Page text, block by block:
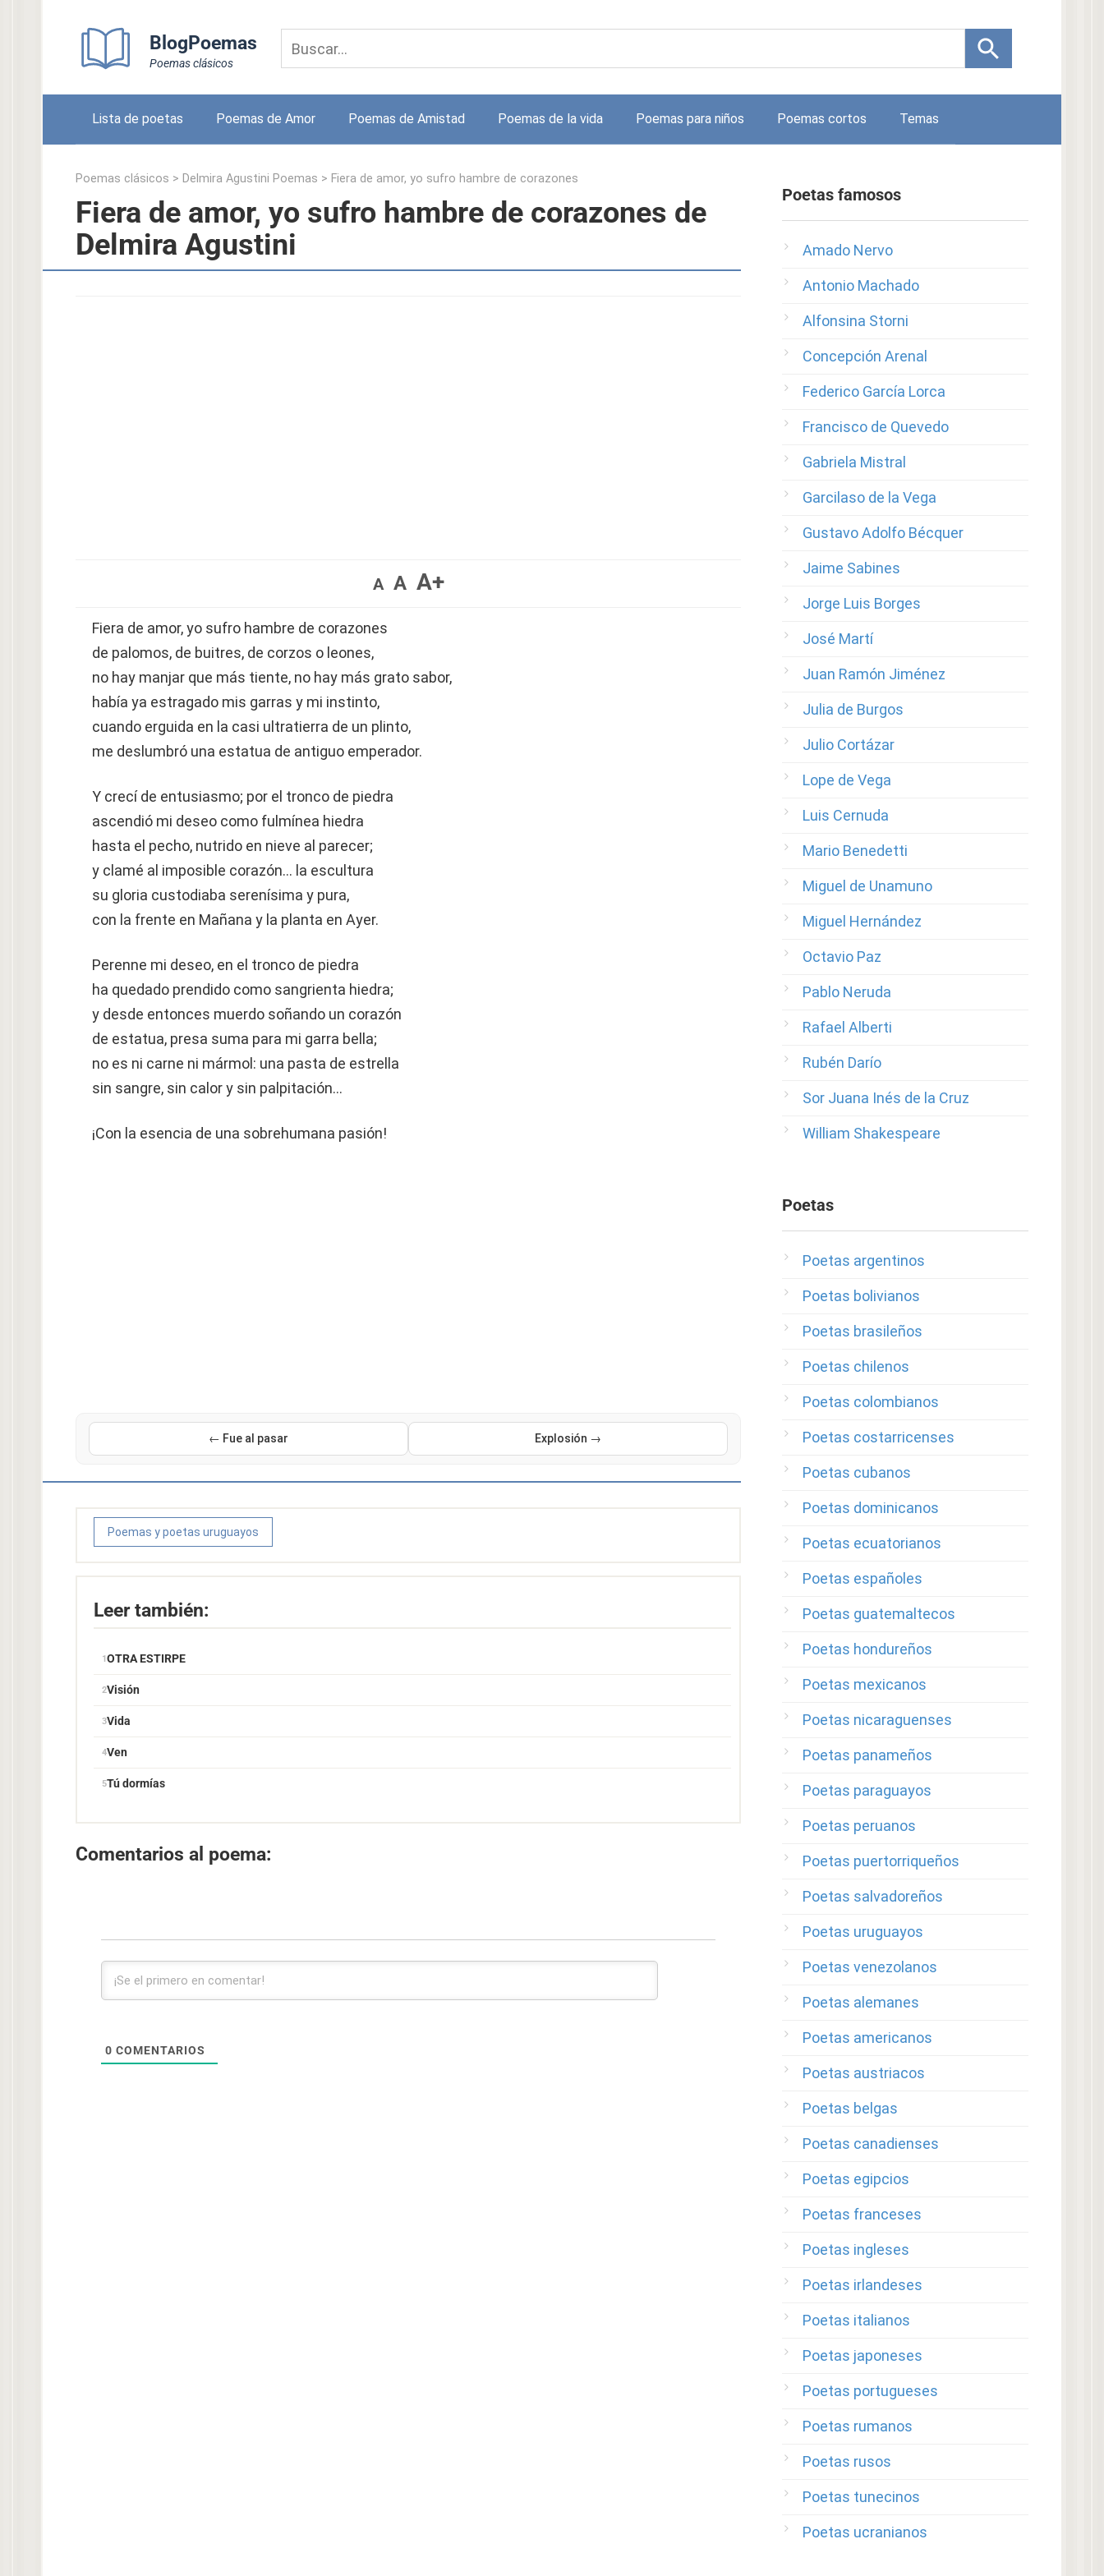
BlogPoemas
Poemas clásicos
Lista de poetas Poemas de Amor Poemas de Amistad Poemas de la vida Poemas para niños Poemas cortos Temas
Poemas clásicos > Delmira Agustini Poemas > Fiera de amor, yo sufro hambre de corazones
Fiera de amor, yo sufro hambre de corazones de
Delmira Agustini
A A A+
Fiera de amor, yo sufro hambre de corazones
de palomos, de buitres, de corzos o leones,
no hay manjar que más tiente, no hay más grato sabor,
había ya estragado mis garras y mi instinto,
cuando erguida en la casi ultratierra de un plinto,
me deslumbró una estatua de antiguo emperador.
Y crecí de entusiasmo; por el tronco de piedra
ascendió mi deseo como fulmínea hiedra
hasta el pecho, nutrido en nieve al parecer;
y clamé al imposible corazón… la escultura
su gloria custodiaba serenísima y pura,
con la frente en Mañana y la planta en Ayer.
Perenne mi deseo, en el tronco de piedra
ha quedado prendido como sangrienta hiedra;
y desde entonces muerdo soñando un corazón
de estatua, presa suma para mi garra bella;
no es ni carne ni mármol: una pasta de estrella
sin sangre, sin calor y sin palpitación…
¡Con la esencia de una sobrehumana pasión!
← Fue al pasar Explosión →
Poemas y poetas uruguayos
Leer también:
OTRA ESTIRPE
Visión
Vida
Ven
Tú dormías
Comentarios al poema:
0 COMENTARIOS
Poetas famosos
Amado Nervo
Antonio Machado
Alfonsina Storni
Concepción Arenal
Federico García Lorca
Francisco de Quevedo
Gabriela Mistral
Garcilaso de la Vega
Gustavo Adolfo Bécquer
Jaime Sabines
Jorge Luis Borges
José Martí
Juan Ramón Jiménez
Julia de Burgos
Julio Cortázar
Lope de Vega
Luis Cernuda
Mario Benedetti
Miguel de Unamuno
Miguel Hernández
Octavio Paz
Pablo Neruda
Rafael Alberti
Rubén Darío
Sor Juana Inés de la Cruz
William Shakespeare
Poetas
Poetas argentinos
Poetas bolivianos
Poetas brasileños
Poetas chilenos
Poetas colombianos
Poetas costarricenses
Poetas cubanos
Poetas dominicanos
Poetas ecuatorianos
Poetas españoles
Poetas guatemaltecos
Poetas hondureños
Poetas mexicanos
Poetas nicaraguenses
Poetas panameños
Poetas paraguayos
Poetas peruanos
Poetas puertorriqueños
Poetas salvadoreños
Poetas uruguayos
Poetas venezolanos
Poetas alemanes
Poetas americanos
Poetas austriacos
Poetas belgas
Poetas canadienses
Poetas egipcios
Poetas franceses
Poetas ingleses
Poetas irlandeses
Poetas italianos
Poetas japoneses
Poetas portugueses
Poetas rumanos
Poetas rusos
Poetas tunecinos
Poetas ucranianos